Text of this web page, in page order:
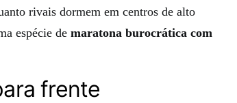
rivais dormem em centros de alto
espécie de maratona burocrática com
frente